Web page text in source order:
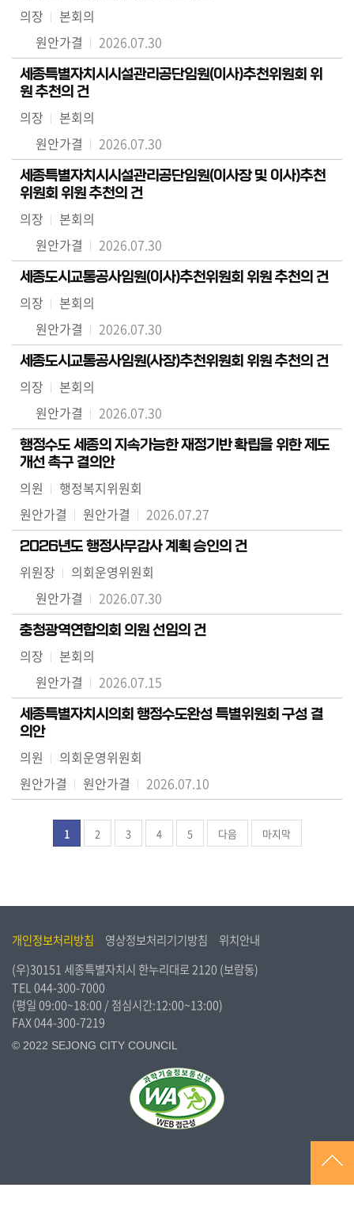
의장
본회의
원안가결
2026.07.30
세종특별자치시시설관리공단임원(이사)추천위원회 위
원 추천의 건
의장
본회의
원안가결
2026.07.30
세종특별자치시시설관리공단임원(이사장 및 이사)추천
위원회 위원 추천의 건
의장
본회의
원안가결
2026.07.30
세종도시교통공사임원(이사)추천위원회 위원 추천의 건
의장
본회의
원안가결
2026.07.30
세종도시교통공사임원(사장)추천위원회 위원 추천의 건
의장
본회의
원안가결
2026.07.30
행정수도 세종의 지속가능한 재정기반 확립을 위한 제도
개선 촉구 결의안
의원
행정복지위원회
원안가결
원안가결 2026.07.27
2026년도 행정사무감사 계획 승인의 건
위원장
의회운영위원회
원안가결
2026.07.30
충청광역연합의회 의원 선임의 건
의장
본회의
원안가결
2026.07.15
세종특별자치시의회 행정수도완성 특별위원회 구성 결
의안
의원
의회운영위원회
원안가결
원안가결 2026.07.10
1 2 3 4 5 다음 마지막
개인정보처리방침 영상정보처리기기방침
위치안내
(우)30151 세종특별자치시 한누리대로 2120 (보람동)
TEL044-300-7000
(평일 09:00~18:00 / 점심시간:12:00~13:00)
FAX 044-300-7219
© 2022 SEJONG CITY COUNCIL